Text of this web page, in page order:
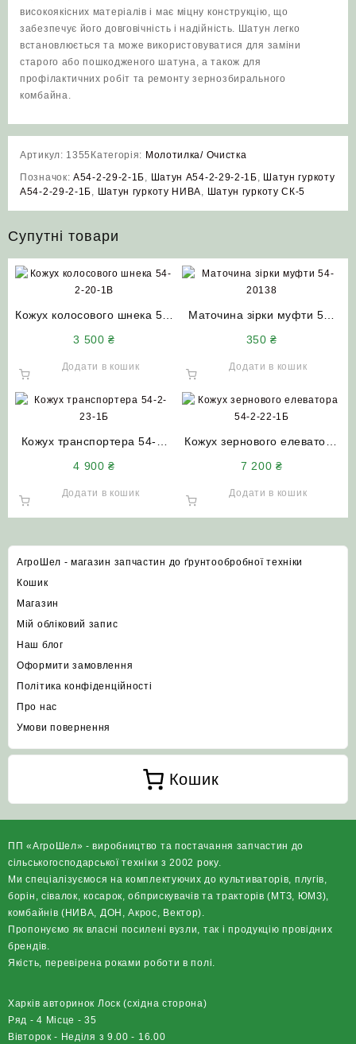
високоякісних матеріалів і має міцну конструкцію, що
забезпечує його довговічність і надійність. Шатун легко
встановлюється та може використовуватися для заміни
старого або пошкодженого шатуна, а також для
профілактичних робіт та ремонту зернозбирального
комбайна.
Артикул: 1355 Категорія: Молотилка/ Очистка
Позначок: А54-2-29-2-1Б, Шатун А54-2-29-2-1Б, Шатун гуркоту
А54-2-29-2-1Б, Шатун гуркоту НИВА, Шатун гуркоту СК-5
Супутні товари
Кожух колосового шнека 54-
СК-5 Нива
3 500₴
Додати в кошик
Маточина зірки муфти 54-
колосового шнека
комбайнів СК-5 НИВА
350₴
Додати в кошик
Кожух транспортера 54-2-
елеватора СК-5М Нива
(короткий L=2.75)
4 900₴
Додати в кошик
Кожух зернового елеватора
(довгий)
7 200₴
Додати в кошик
АгроШел - магазин запчастин до ґрунтообробної техніки
Кошик
Магазин
Мій обліковий запис
Наш блог
Оформити замовлення
Політика конфіденційності
Про нас
Умови повернення
Кошик
ПП «АгроШел» - виробництво та постачання запчастин до
сільськогосподарської техніки з 2002 року.
Ми спеціалізуємося на комплектуючих до культиваторів, плугів,
борін, сівалок, косарок, обприскувачів та тракторів (МТЗ, ЮМЗ),
комбайнів (НИВА, ДОН, Акрос, Вектор).
Пропонуємо як власні посилені вузли, так і продукцію провідних
брендів.
Якість, перевірена роками роботи в полі.
Харків авторинок Лоск (східна сторона)
Ряд - 4 Місце - 35
Вівторок - Неділя з 9.00 - 16.00